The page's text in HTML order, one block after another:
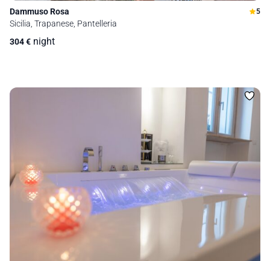
Dammuso Rosa 5
Sicilia, Trapanese, Pantelleria
304€ night